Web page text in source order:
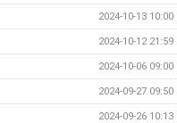
2024-10-13 10:00
2024-10-12 21:59
2024-10-06 09:00
2024-09-27 09:50
2024-09-26 10:13